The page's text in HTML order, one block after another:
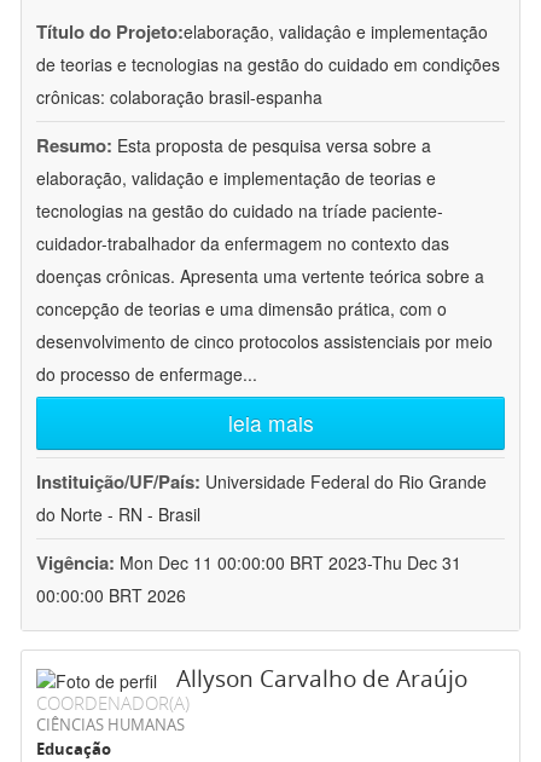
Título do Projeto:elaboração, validaçâo e implementação
de teorias e tecnologias na gestão do cuidado em condições
crônicas: colaboração brasil-espanha
Resumo: Esta proposta de pesquisa versa sobre a
elaboração, validação e implementação de teorias e
tecnologias na gestão do cuidado na tríade paciente-
cuidador-trabalhador da enfermagem no contexto das
doenças crônicas. Apresenta uma vertente teórica sobre a
concepção de teorias e uma dimensão prática, com o
desenvolvimento de cinco protocolos assistenciais por meio
do processo de enfermage...
leia mais
Instituição/UF/País: Universidade Federal do Rio Grande
do Norte - RN - Brasil
Vigência: Mon Dec 11 00:00:00 BRT 2023-Thu Dec 31
00:00:00 BRT 2026
Allyson Carvalho de Araújo
COORDENADOR(A)
CIÊNCIAS HUMANAS
Educação